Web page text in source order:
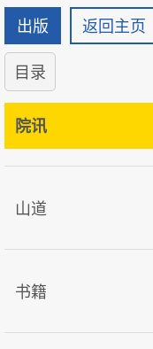
出版 返回主页
目录
院讯
山道
书籍